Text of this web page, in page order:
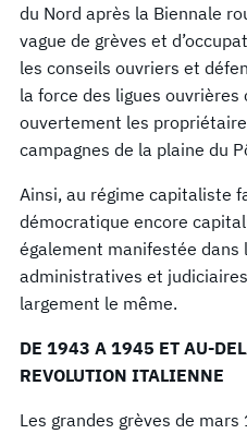
du Nord après la Biennale
vague de grèves et
les conseils ouvriers et
la force des ligues ouvrières
ouvertement les
campagnes de la plaine du
Ainsi, au régime capitaliste
démocratique encore
également manifestée
administratives et
largement le même.
DE 1943 A 1945 ET AU-
REVOLUTION ITALIENNE
Les grandes grèves de